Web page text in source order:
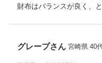
また天然皮革に関しては
財布はバランスが良く、
グレープ 宮崎県 40